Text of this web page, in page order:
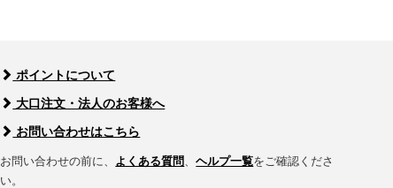
ポイントについて
大口注文・法人のお客様へ
お問い合わせはこちら
お問い合わせの前に、 よくある質問、ヘルプ一覧をご確認くださ
い。